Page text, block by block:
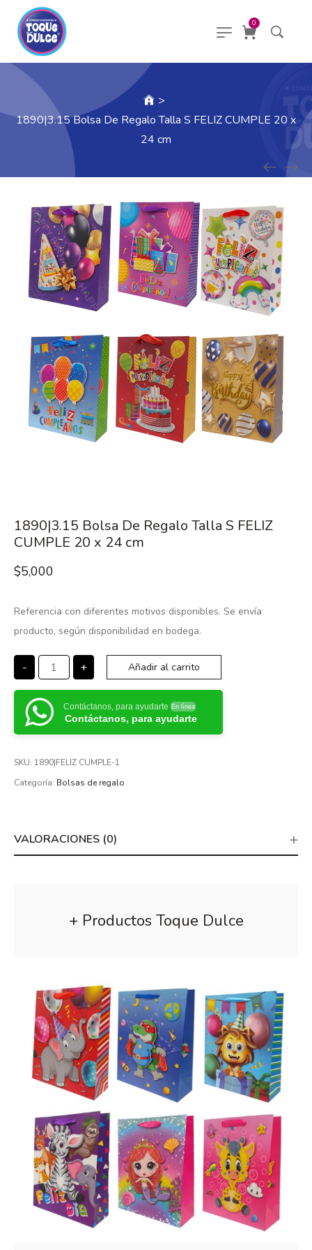
0
>
1890|3.15 Bolsa De Regalo Talla S FELIZ CUMPLE 20 x
24 cm
1890|3.15 Bolsa De Regalo Talla S FELIZ
CUMPLE 20 x 24 cm
$5,000
Referencia con diferentes motivos disponibles. Se envía
producto, según disponibilidad en bodega.
- + Añadir al carrito
Contáctanos, para ayudarte En línea
Contáctanos, para ayudarte
SKU: 1890|FELIZ CUMPLE-1
Categoría: Bolsas de regalo
VALORACIONES (0)
+ Productos Toque Dulce